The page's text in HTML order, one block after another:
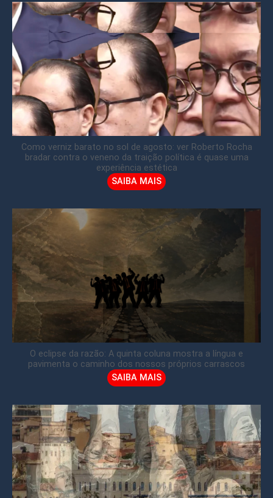
Como verniz barato no sol de agosto: ver Roberto Rocha
bradar contra o veneno da traição política é quase uma
experiência estética
SAIBA MAIS
O eclipse da razão: A quinta coluna mostra a língua e
pavimenta o caminho dos nossos próprios carrascos
SAIBA MAIS